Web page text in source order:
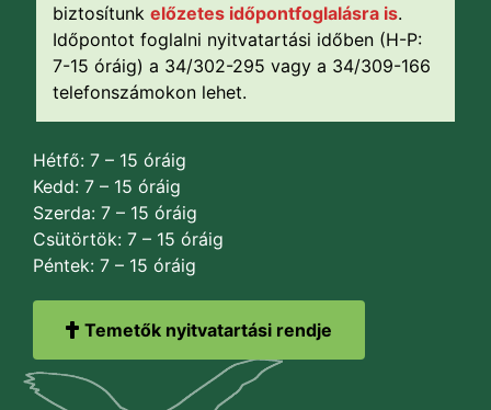
biztosítunk előzetes időpontfoglalásra is.
Időpontot foglalni nyitvatartási időben (H-P:
7-15 óráig) a 34/302-295 vagy a 34/309-166
telefonszámokon lehet.
Hétfő: 7 – 15 óráig
Kedd: 7 – 15 óráig
Szerda: 7 – 15 óráig
Csütörtök: 7 – 15 óráig
Péntek: 7 – 15 óráig
Temetők nyitvatartási rendje